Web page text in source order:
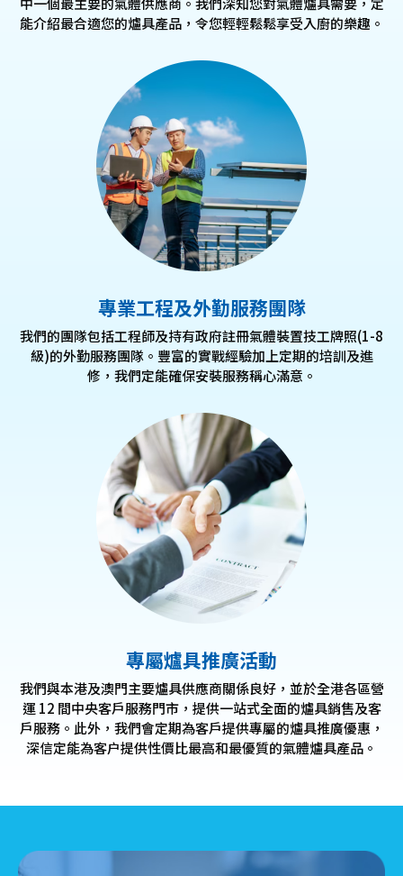
能介紹最合適您的爐具產品，令您輕輕鬆鬆享受入廚的樂趣。
專業工程及外勤服務團隊
我們的團隊包括工程師及持有政府註冊氣體裝置技工牌照(1-8
級)的外勤服務團隊。豐富的實戰經驗加上定期的培訓及進
修，我們定能確保安裝服務稱心滿意。
專屬爐具推廣活動
我們與本港及澳門主要爐具供應商關係良好，並於全港各區營
運 12 間中央客戶服務門市，提供一站式全面的爐具銷售及客
戶服務。此外，我們會定期為客戶提供專屬的爐具推廣優惠，
深信定能為客户提供性價比最高和最優質的氣體爐具產品。